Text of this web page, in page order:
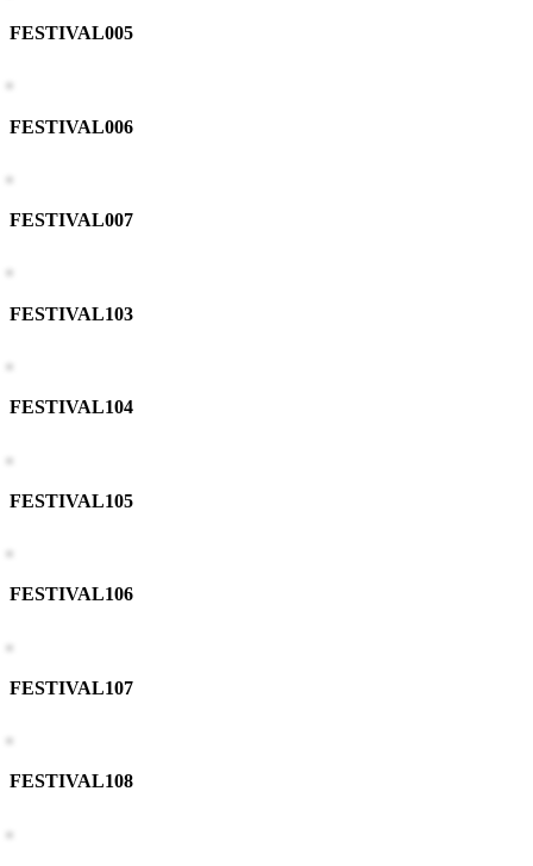
FESTIVAL005
FESTIVAL006
FESTIVAL007
FESTIVAL103
FESTIVAL104
FESTIVAL105
FESTIVAL106
FESTIVAL107
FESTIVAL108